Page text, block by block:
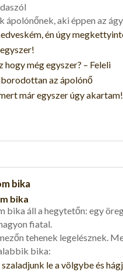
ápolónőnek, aki éppen az
én úgy
hogy még egyszer? – Feleli
az ápolónő
már egyszer úgy akartam!
bika
bika
bika áll a hegytetőn: egy
fiatal.
tehenek legelésznek.
bika:
szaladjunk le a völgybe és